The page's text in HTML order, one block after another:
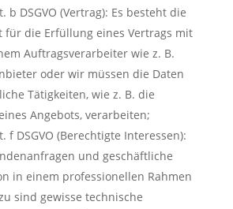
b DSGVO (Vertrag): Es besteht die
für die Erfüllung eines Vertrags mit
Auftragsverarbeiter wie z. B.
oder wir müssen die Daten
Tätigkeiten, wie z. B. die
Angebots, verarbeiten;
f DSGVO (Berechtigte Interessen):
und geschäftliche
in einem professionellen Rahmen
sind gewisse technische